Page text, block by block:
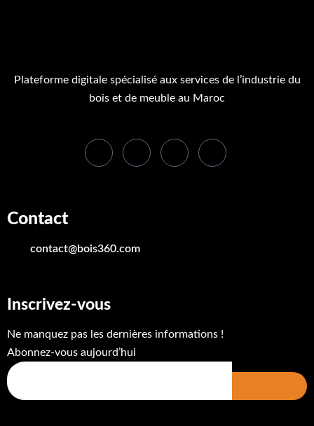
Plateforme digitale spécialisé aux services de l’industrie du
bois et de meuble au Maroc
Contact
contact@bois360.com
Inscrivez-vous
Ne manquez pas les dernières informations !
Abonnez-vous aujourd’hui